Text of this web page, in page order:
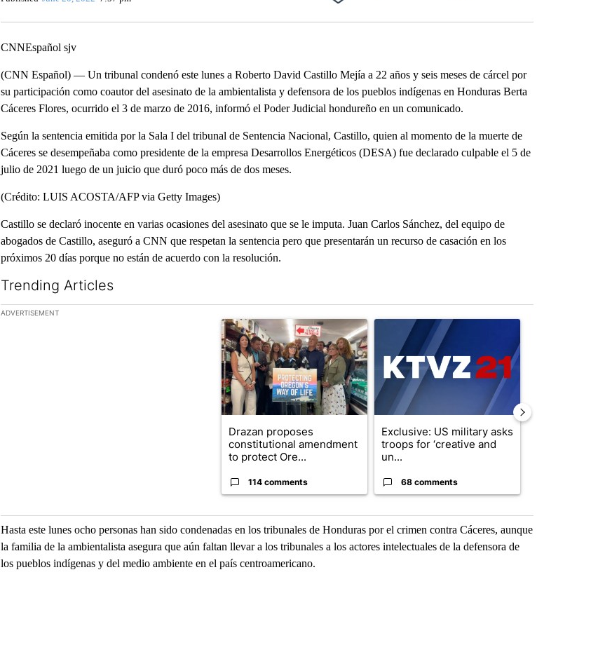
CNNEspañol sjv
(CNN Español) — Un tribunal condenó este lunes a Roberto David Castillo Mejía a 22 años y seis meses de cárcel por
su participación como coautor del asesinato de la ambientalista y defensora de los pueblos indígenas en Honduras Berta
Cáceres Flores, ocurrido el 3 de marzo de 2016, informó el Poder Judicial hondureño en un comunicado.
Según la sentencia emitida por la Sala I del tribunal de Sentencia Nacional, Castillo, quien al momento de la muerte de
Cáceres se desempeñaba como presidente de la empresa Desarrollos Energéticos (DESA) fue declarado culpable el 5 de
julio de 2021 luego de un juicio que duró poco más de dos meses.
(Crédito: LUIS ACOSTA/AFP via Getty Images)
Castillo se declaró inocente en varias ocasiones del asesinato que se le imputa. Juan Carlos Sánchez, del equipo de
abogados de Castillo, aseguró a CNN que respetan la sentencia pero que presentarán un recurso de casación en los
próximos 20 días porque no están de acuerdo con la resolución.
Trending Articles
The following is a list of the most commented articles in the last 7 days.
ADVERTISEMENT
A trending article titled "Drazan proposes constitutional amendment to protect
Drazan proposes
constitutional amendment
to protect Ore...
114 comments
A trending article titled "Exclusive: US military
Exclusive: US military asks
troops for ‘creative and
un...
68 comments
Hasta este lunes ocho personas han sido condenadas en los tribunales de Honduras por el crimen contra Cáceres, aunque
la familia de la ambientalista asegura que aún faltan llevar a los tribunales a los actores intelectuales de la defensora de
los pueblos indígenas y del medio ambiente en el país centroamericano.